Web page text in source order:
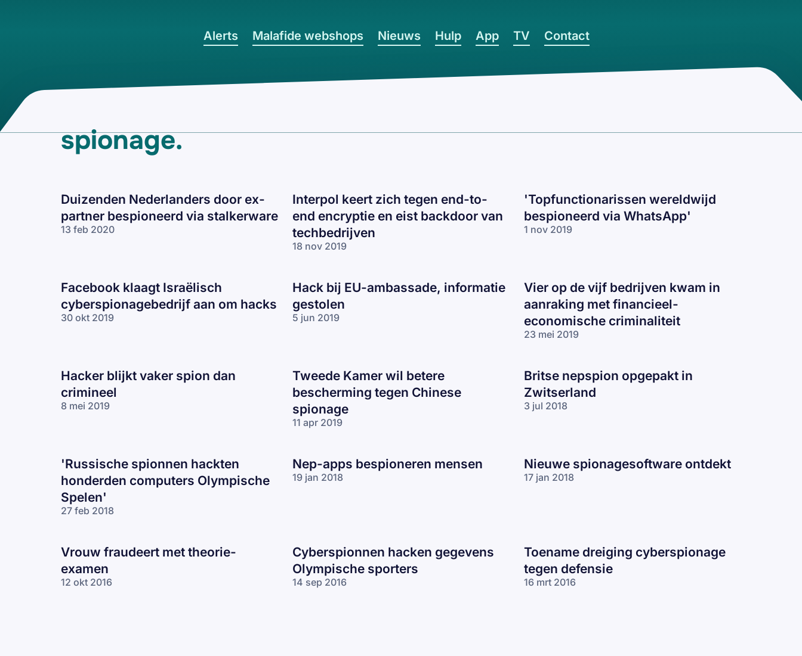
Alerts Malafide webshops Nieuws Hulp App TV Contact
spionage.
Duizenden Nederlanders door ex-
partner bespioneerd via stalkerware
13 feb 2020
Interpol keert zich tegen end-to-
end encryptie en eist backdoor van
techbedrijven
18 nov 2019
'Topfunctionarissen wereldwijd
bespioneerd via WhatsApp'
1 nov 2019
Facebook klaagt Israëlisch
cyberspionagebedrijf aan om hacks
30 okt 2019
Hack bij EU-ambassade, informatie
gestolen
5 jun 2019
Vier op de vijf bedrijven kwam in
aanraking met financieel-
economische criminaliteit
23 mei 2019
Hacker blijkt vaker spion dan
crimineel
8 mei 2019
Tweede Kamer wil betere
bescherming tegen Chinese
spionage
11 apr 2019
Britse nepspion opgepakt in
Zwitserland
3 jul 2018
'Russische spionnen hackten
honderden computers Olympische
Spelen'
27 feb 2018
Nep-apps bespioneren mensen
19 jan 2018
Nieuwe spionagesoftware ontdekt
17 jan 2018
Vrouw fraudeert met theorie-
examen
12 okt 2016
Cyberspionnen hacken gegevens
Olympische sporters
14 sep 2016
Toename dreiging cyberspionage
tegen defensie
16 mrt 2016